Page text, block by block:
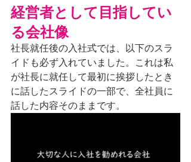
経営者として目指してい
る会社像
社長就任後の入社式では、以下のスラ
イドも必ず入れていました。これは私
が社長に就任して最初に挨拶したとき
に話したスライドの一部で、全社員に
話した内容そのままです。